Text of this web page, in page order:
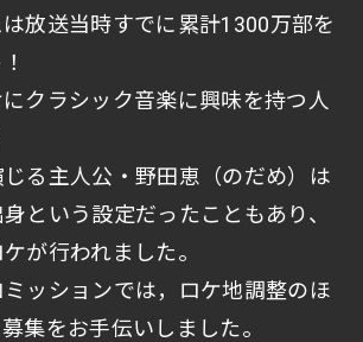
放送当時すでに累計1300万部を
クラシック音楽に興味を持つ人
じる主人公・野田恵（のだめ）は
という設定だったこともあり、
が行われました。
ッションでは，ロケ地調整のほ
集をお手伝いしました。